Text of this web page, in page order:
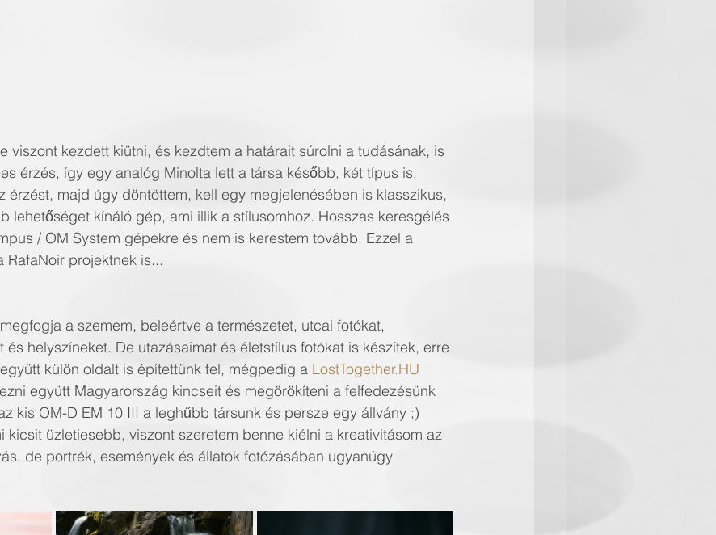
viszont kezdett kiütni, és kezdtem a határait súrolni a tudásának, is
érzés, így egy analóg Minolta lett a társa később, két típus is,
érzést, majd úgy döntöttem, kell egy megjelenésében is klasszikus,
lehetőséget kínáló gép, ami illik a stílusomhoz. Hosszas keresgélés
/ OM System gépekre és nem is kerestem tovább. Ezzel a
projektnek is...
a szemem, beleértve a természetet, utcai fotókat,
és helyszíneket. De utazásaimat és életstílus fotókat is készítek, erre
külön oldalt is építettünk fel, mégpedig a LostTogether.HU
együtt Magyarország kincseit és megörökíteni a felfedezésünk
kis OM-D EM 10 III a leghűbb társunk és persze egy állvány ;)
kicsit üzletiesebb, viszont szeretem benne kiélni a kreativitásom az
de portrék, események és állatok fotózásában ugyanúgy